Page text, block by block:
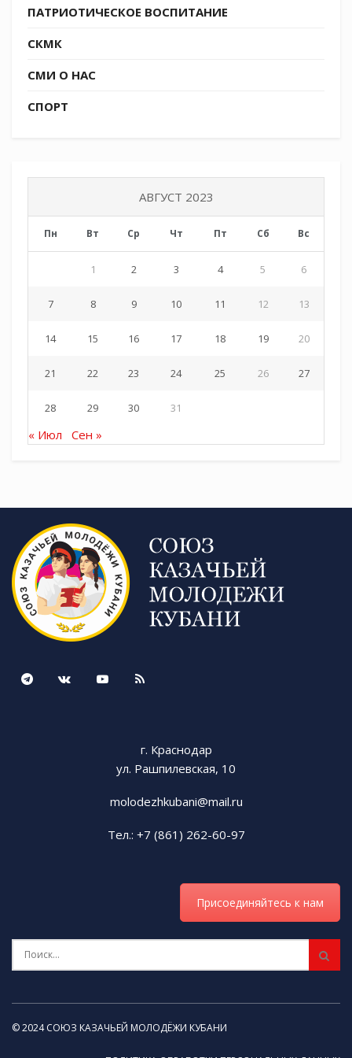
Источник Союз казачьей молодежи Кубани:
ПАТРИОТИЧЕСКОЕ ВОСПИТАНИЕ
СКМК
СМИ О НАС
СПОРТ
АВГУСТ 2023
Пн Вт Ср Чт Пт Сб Вс
1 2 3 4 5 6
7 8 9 10 11 12 13
14 15 16 17 18 19 20
21 22 23 24 25 26 27
28 29 30 31
« Июл Сен »
г. Краснодар
ул. Рашпилевская, 10
molodezhkubani@mail.ru
Тел.: +7 (861) 262-60-97
Присоединяйтесь к нам
© 2024 СОЮЗ КАЗАЧЬЕЙ МОЛОДЁЖИ КУБАНИ